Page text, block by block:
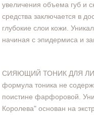
увеличения объема губ и
средства заключается в
глубокие слои кожи.
начиная с эпидермиса и
СИЯЮЩИЙ ТОНИК ДЛЯ
формула тоника не
поистине фарфоровой.
Королева" основан на